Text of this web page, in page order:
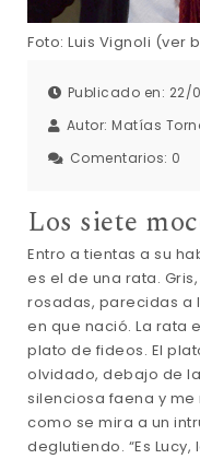
Foto: Luis Vignoli (ver
Publicado en: 22/
Autor: Matías
Comentarios: 0
Los siete
Entro a tientas a su
es el de una rata.
rosadas, parecidas a
en que nació. La rata
plato de fideos. El
olvidado, debajo de
silenciosa faena y
como se mira a un
deglutiendo. “Es